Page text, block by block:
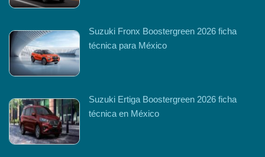
Suzuki Fronx Boostergreen 2026 ficha
técnica para México
Suzuki Ertiga Boostergreen 2026 ficha
técnica en México